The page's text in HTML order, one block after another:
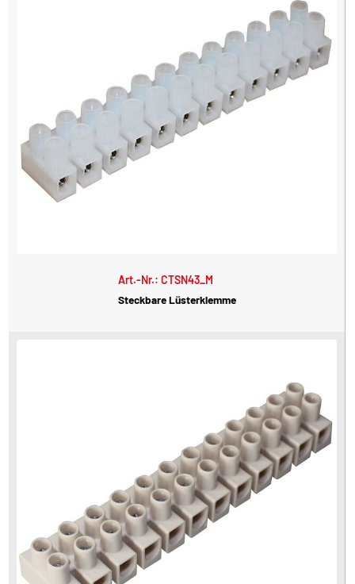
Art.-Nr.: CTSN43_M
Steckbare Lüsterklemme